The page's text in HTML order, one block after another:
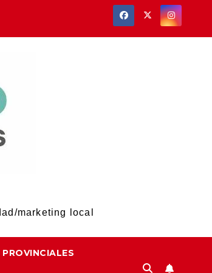
marketing local
PROVINCIALES